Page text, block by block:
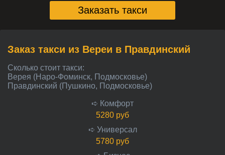
Заказать такси
Заказ такси из Вереи в Правдинский
Сколько стоит такси:
Верея (Наро-Фоминск, Подмосковье)
Правдинский (Пушкино, Подмосковье)
➪ Комфорт
5280 руб
➪ Универсал
5780 руб